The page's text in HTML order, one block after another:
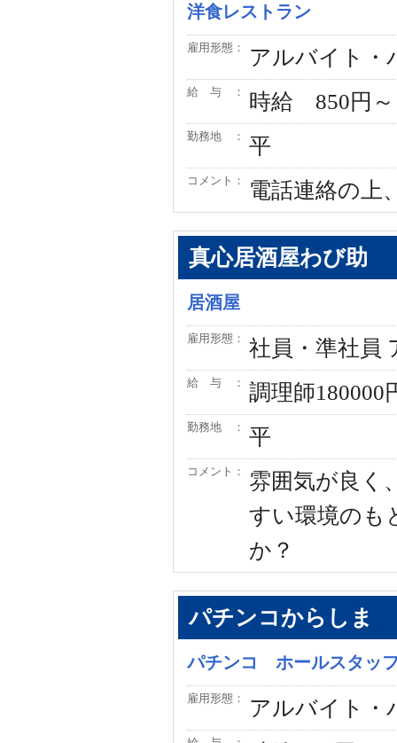
洋食レストラン
雇用形態： アルバイト・
給 与 ： 時給 850円～
勤務地 ： 平
コメント： 電話連絡の上
真心居酒屋わび助
居酒屋
雇用形態： 社員・準社員
給 与 ： 調理師
勤務地 ： 平
コメント：
雰囲気が良く
すい環境のも
か？
パチンコからしま
パチンコ ホールスタッ
雇用形態： アルバイト・